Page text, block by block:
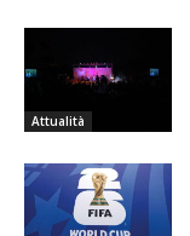
Attualità